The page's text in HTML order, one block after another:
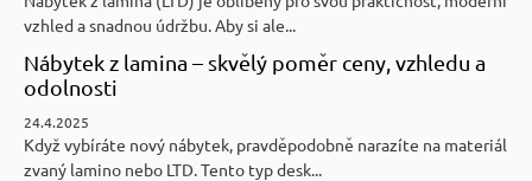
vzhled a snadnou údržbu. Aby si ale...
Nábytek z lamina – skvělý poměr ceny, vzhledu a
odolnosti
24.4.2025
Když vybíráte nový nábytek, pravděpodobně narazíte na materiál
zvaný lamino nebo LTD. Tento typ desk...